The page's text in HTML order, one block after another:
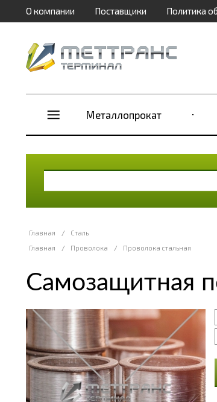
О компании Поставщики Политика
Металлопрокат
Главная /
Сталь
Главная
/ Проволока / Проволока стальная
Самозащитная